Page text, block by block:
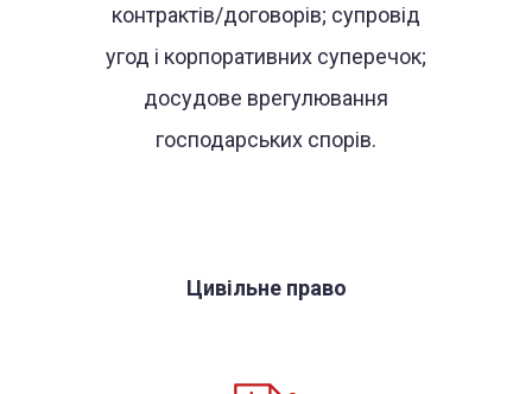
контрактів/договорів; супровід
угод і корпоративних суперечок;
досудове врегулювання
господарських спорів.
Цивільне право